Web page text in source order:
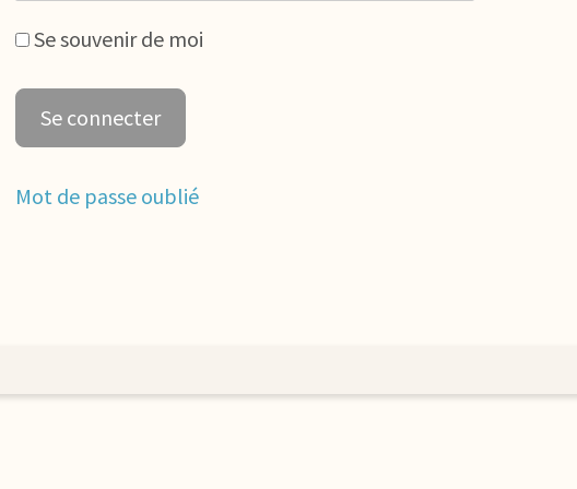
Se souvenir de moi
Mot de passe oublié